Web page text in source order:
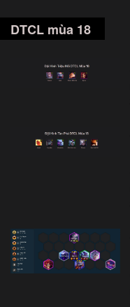
DTCL mùa 18